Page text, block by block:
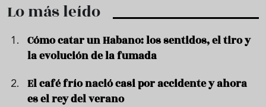
Lo más leído
Cómo catar un Habano: los sentidos, el tiro y
la evolución de la fumada
El café frío nació casi por accidente y ahora
es el rey del verano